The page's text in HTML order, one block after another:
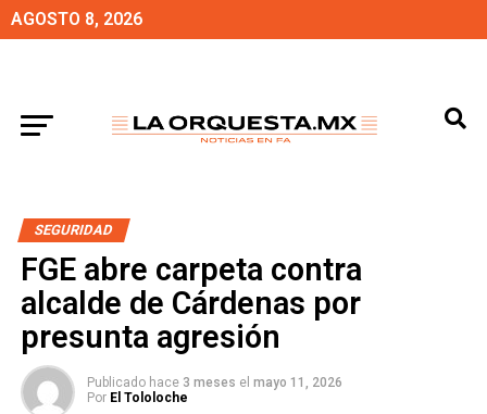
AGOSTO 8, 2026
SEGURIDAD
FGE abre carpeta contra
alcalde de Cárdenas por
presunta agresión
Publicado hace 3 meses el mayo 11, 2026
Por El Tololoche